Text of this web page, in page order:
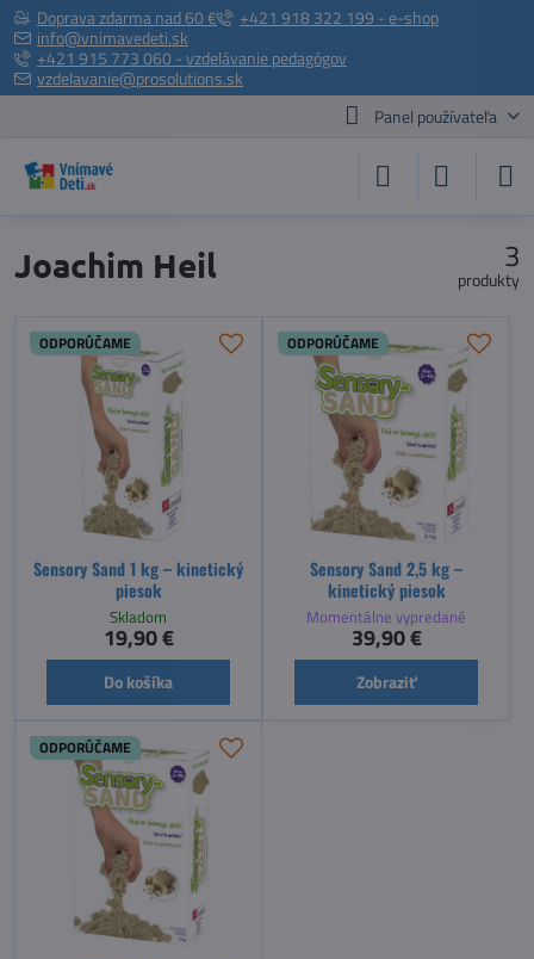
Doprava zdarma nad 60 €
+421 918 322 199 - e-shop
info@vnimavedeti.sk
+421 915 773 060 - vzdelávanie pedagógov
vzdelavanie@prosolutions.sk
Panel používateľa
Joachim Heil 3
produkty
ODPORÚČAME
Sensory Sand 1 kg – kinetický
piesok
Skladom
19,90 €
Do košíka
ODPORÚČAME
Sensory Sand 2,5 kg –
kinetický piesok
Momentálne vypredané
39,90 €
Zobraziť
ODPORÚČAME